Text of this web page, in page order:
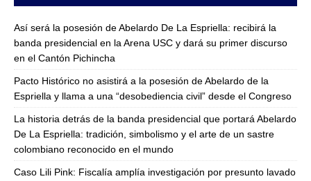
Así será la posesión de Abelardo De La Espriella: recibirá la
banda presidencial en la Arena USC y dará su primer discurso
en el Cantón Pichincha
Pacto Histórico no asistirá a la posesión de Abelardo de la
Espriella y llama a una “desobediencia civil” desde el Congreso
La historia detrás de la banda presidencial que portará Abelardo
De La Espriella: tradición, simbolismo y el arte de un sastre
colombiano reconocido en el mundo
Caso Lili Pink: Fiscalía amplía investigación por presunto lavado